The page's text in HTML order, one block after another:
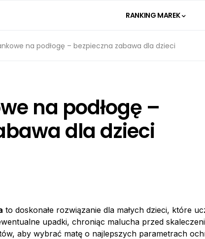
RANKING MAREK
na podłogę – bezpieczna zabawa dla dzieci
na podłogę –
dla dzieci
to doskonałe rozwiązanie dla małych dzieci, które
upadki, chroniąc malucha przed
aby wybrać matę o najlepszych parametrach